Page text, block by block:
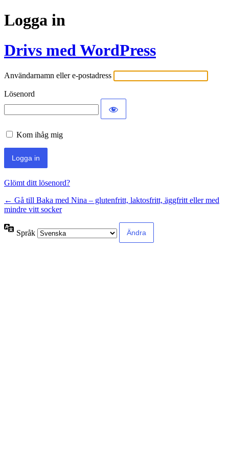
Logga in
Drivs med WordPress
Användarnamn eller e-postadress
Lösenord
Kom ihåg mig
Glömt ditt lösenord?
← Gå till Baka med Nina – glutenfritt, laktosfritt, äggfritt eller med
mindre vitt socker
Språk